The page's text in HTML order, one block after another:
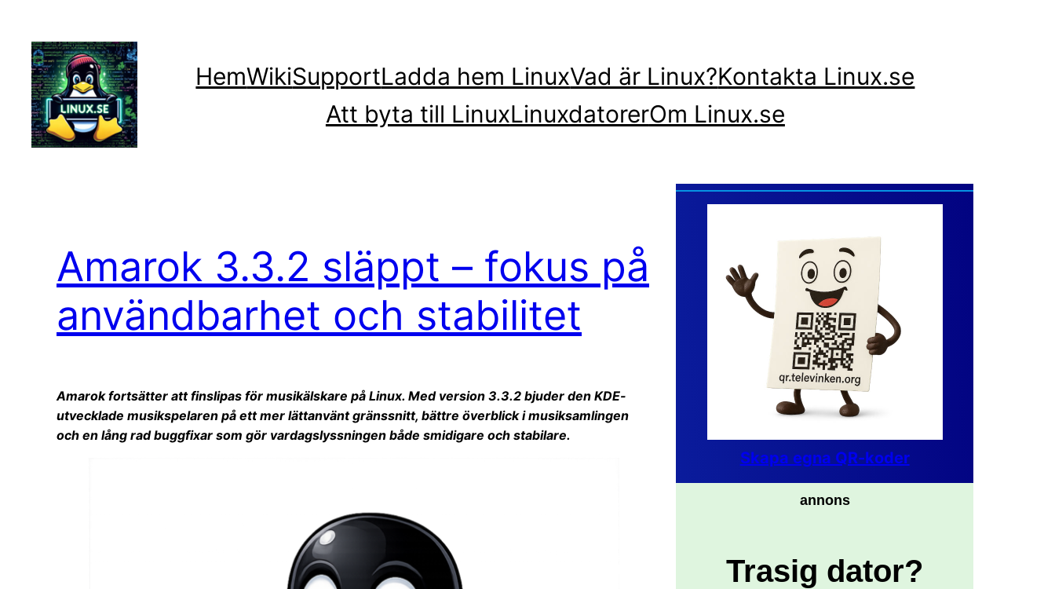
innehåll
HemWikiSupportLadda hem LinuxVad är Linux?Kontakta Linux.se
Att byta till LinuxLinuxdatorerOm Linux.se
Amarok 3.3.2 släppt – fokus på
användbarhet och stabilitet
Amarok fortsätter att finslipas för musikälskare på Linux. Med version 3.3.2 bjuder den KDE-
utvecklade musikspelaren på ett mer lättanvänt gränssnitt, bättre överblick i musiksamlingen
och en lång rad buggfixar som gör vardagslyssningen både smidigare och stabilare.
Skapa egna QR-koder
annons
Trasig dator?